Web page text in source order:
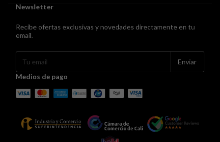
Newsletter
Recibe ofertas exclusivas y novedades directamente en tu
email.
Medios de pago